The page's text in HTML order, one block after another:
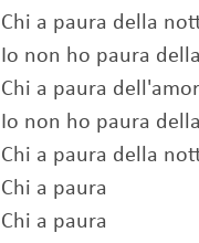
Chi a paura della
Io non ho paura
Chi a paura
Io non ho paura
Chi a paura della
Chi a paura
Chi a paura